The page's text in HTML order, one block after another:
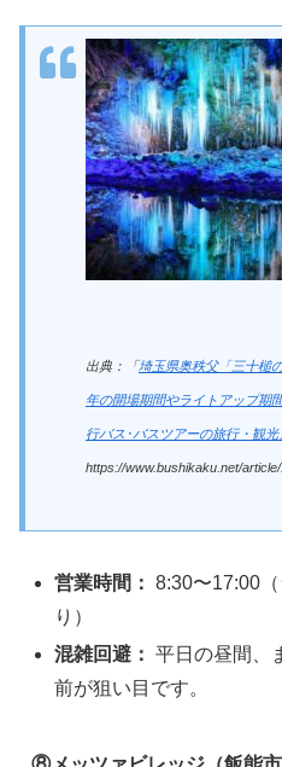
出典：「埼玉県奥秩父「三十槌
年の開場期間やライトアップ期
行バス･バスツアーの旅行・観
https://www.bushikaku.net/
営業時間： 8:30〜17:00
り）
混雑回避： 平日の昼間、
前が狙い目です。